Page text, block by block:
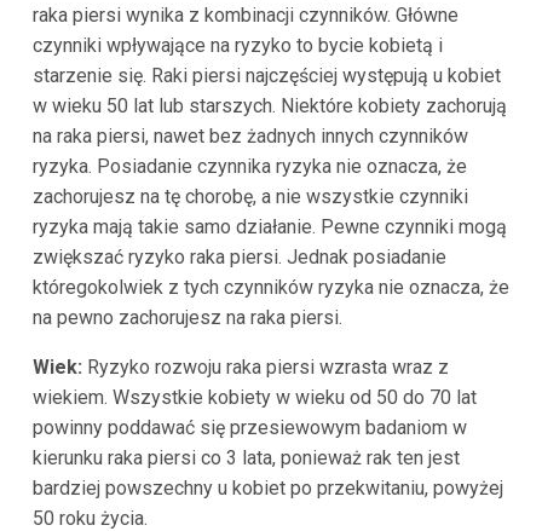
raka piersi wynika z kombinacji czynników. Główne
czynniki wpływające na ryzyko to bycie kobietą i
starzenie się. Raki piersi najczęściej występują u kobiet
w wieku 50 lat lub starszych. Niektóre kobiety zachorują
na raka piersi, nawet bez żadnych innych czynników
ryzyka. Posiadanie czynnika ryzyka nie oznacza, że
zachorujesz na tę chorobę, a nie wszystkie czynniki
ryzyka mają takie samo działanie. Pewne czynniki mogą
zwiększać ryzyko raka piersi. Jednak posiadanie
któregokolwiek z tych czynników ryzyka nie oznacza, że
na pewno zachorujesz na raka piersi.
Wiek: Ryzyko rozwoju raka piersi wzrasta wraz z
wiekiem. Wszystkie kobiety w wieku od 50 do 70 lat
powinny poddawać się przesiewowym badaniom w
kierunku raka piersi co 3 lata, ponieważ rak ten jest
bardziej powszechny u kobiet po przekwitaniu, powyżej
50 roku życia.